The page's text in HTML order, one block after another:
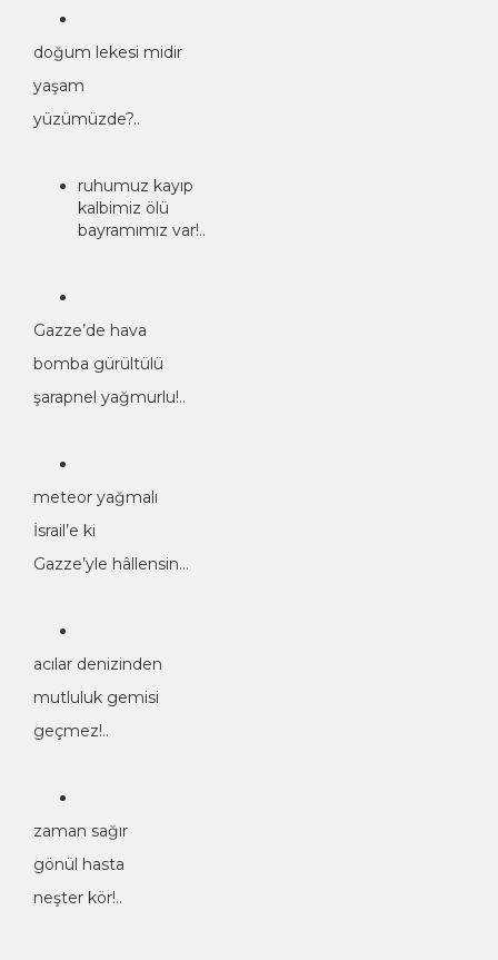
doğum lekesi midir
yaşam
yüzümüzde?..
ruhumuz kayıp
kalbimiz ölü
bayramımız var!..
Gazze’de hava
bomba gürültülü
şarapnel yağmurlu!..
meteor yağmalı
İsrail’e ki
Gazze’yle hâllensin…
acılar denizinden
mutluluk gemisi
geçmez!..
zaman sağır
gönül hasta
neşter kör!..